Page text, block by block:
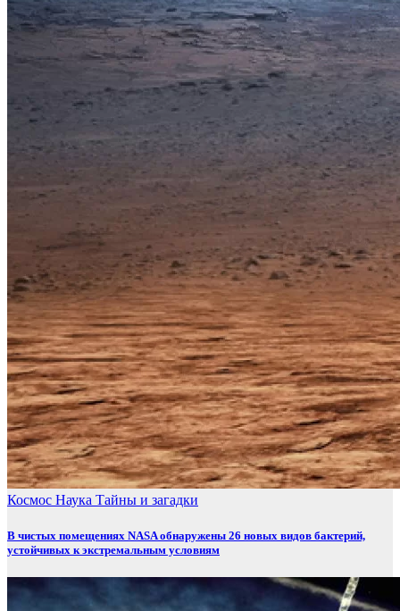
Космос Наука Тайны и загадки
В чистых помещениях NASA обнаружены 26 новых видов бактерий,
устойчивых к экстремальным условиям